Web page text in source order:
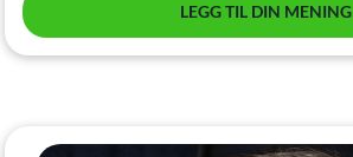
LEGG TIL DIN MENING